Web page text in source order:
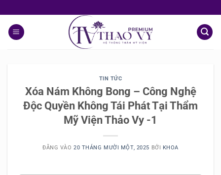
đến
nội
dung
TIN TỨC
Xóa Nám Không Bong – Công Nghệ
Độc Quyền Không Tái Phát Tại Thẩm
Mỹ Viện Thảo Vy -1
ĐĂNG VÀO20 THÁNG MƯỜI MỘT, 2025 BỞI KHOA